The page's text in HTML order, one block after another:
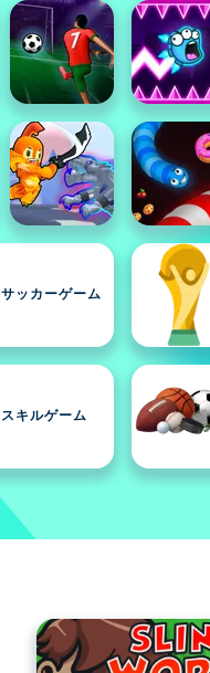
サッカーゲーム
スキルゲーム